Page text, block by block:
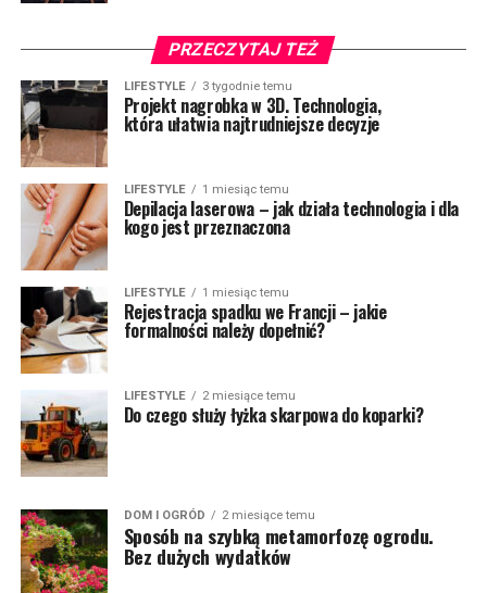
PRZECZYTAJ TEŻ
LIFESTYLE 3 tygodnie temu
Projekt nagrobka w 3D. Technologia,
która ułatwia najtrudniejsze decyzje
LIFESTYLE 1 miesiąc temu
Depilacja laserowa – jak działa technologia i dla
kogo jest przeznaczona
LIFESTYLE 1 miesiąc temu
Rejestracja spadku we Francji – jakie
formalności należy dopełnić?
LIFESTYLE 2 miesiące temu
Do czego służy łyżka skarpowa do koparki?
DOM I OGRÓD 2 miesiące temu
Sposób na szybką metamorfozę ogrodu.
Bez dużych wydatków